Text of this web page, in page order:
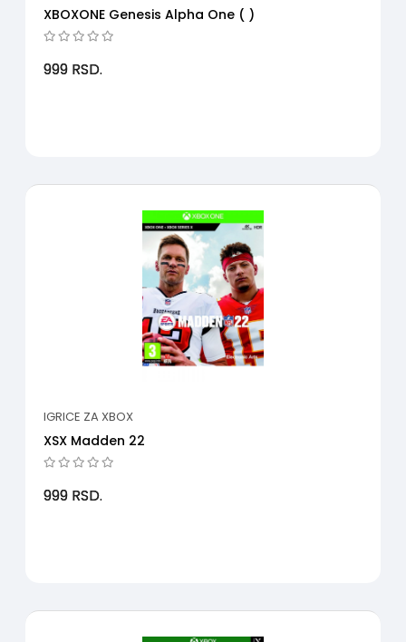
XBOXONE Genesis Alpha One ( )
999 RSD.
IGRICE ZA XBOX
XSX Madden 22
999 RSD.